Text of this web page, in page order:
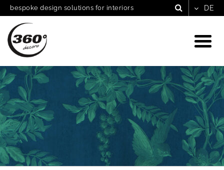
bespoke design solutions for interiors